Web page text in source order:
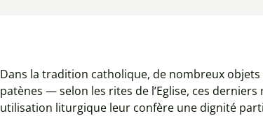
Dans la tradition catholique, de nombreux
patènes — selon les rites de l’Eglise, ces
utilisation liturgique leur confère une dignité